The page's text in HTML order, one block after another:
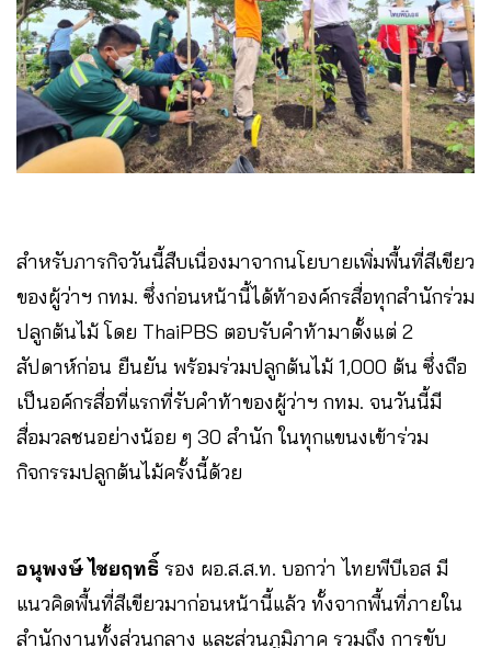
สำหรับภารกิจวันนี้สืบเนื่องมาจากนโยบายเพิ่มพื้นที่สีเขียว
ของผู้ว่าฯ กทม. ซึ่งก่อนหน้านี้ได้ท้าองค์กรสื่อทุกสำนักร่วม
ปลูกต้นไม้ โดย ThaiPBS ตอบรับคำท้ามาตั้งแต่ 2
สัปดาห์ก่อน ยืนยัน พร้อมร่วมปลูกต้นไม้ 1,000 ต้น ซึ่งถือ
เป็นอค์กรสื่อที่แรกที่รับคำท้าของผู้ว่าฯ กทม. จนวันนี้มี
สื่อมวลชนอย่างน้อย ๆ 30 สำนัก ในทุกแขนงเข้าร่วม
กิจกรรมปลูกต้นไม้ครั้งนี้ด้วย
อนุพงษ์ ไชยฤทธิ์ รอง ผอ.ส.ส.ท. บอกว่า ไทยพีบีเอส มี
แนวคิดพื้นที่สีเขียวมาก่อนหน้านี้แล้ว ทั้งจากพื้นที่ภายใน
สำนักงานทั้งส่วนกลาง และส่วนภูมิภาค รวมถึง การขับ